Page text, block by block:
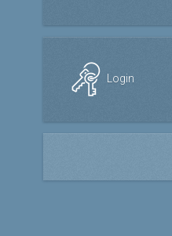
Login